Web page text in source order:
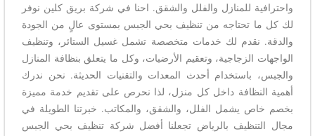
واحترافية للمنازل والفلل والشقق. احنا في شركة بريق كلين نوفر
لك كل ما تحتاجه من تنظيف بحي الجبس بمستوى عالٍ من الجودة
والدقة. نقدم لك خدمات متخصصة تشمل غسيل الستائر، وتنظيف
الواجهات الزجاجية، وتعقيم الأرضيات، وكل ما يتعلق بنظافة المنازل
والجبس، باستخدام أحدث المعدات والتقنيات الحديثة. نحن ندرك
أهمية النظافة داخل كل منزل، لذا نحرص على تقديم خدمة مميزة
بخصم خاص يشمل الفلل، والشقق، والمكاتب. خبرتنا الطويلة في
مجال التنظيف بالرياض تجعلنا أفضل شركة تنظيف بحي الجبس